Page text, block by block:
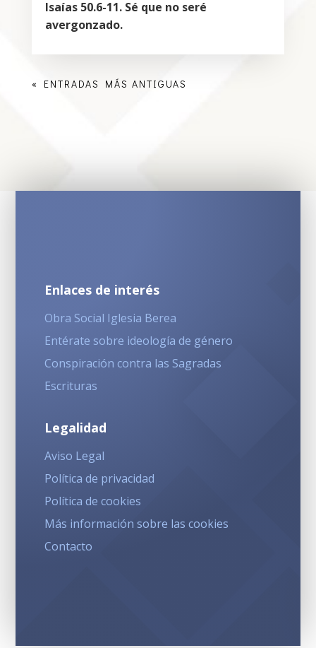
Isaías 50.6-11. Sé que no seré
avergonzado.
« ENTRADAS MÁS ANTIGUAS
Enlaces de interés
Obra Social Iglesia Berea
Entérate sobre ideología de género
Conspiración contra las Sagradas
Escrituras
Legalidad
Aviso Legal
Política de privacidad
Política de cookies
Más información sobre las cookies
Contacto